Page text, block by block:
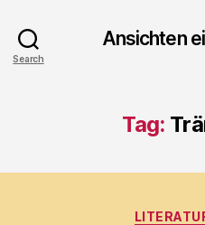
Search
Ansichten
Tag: